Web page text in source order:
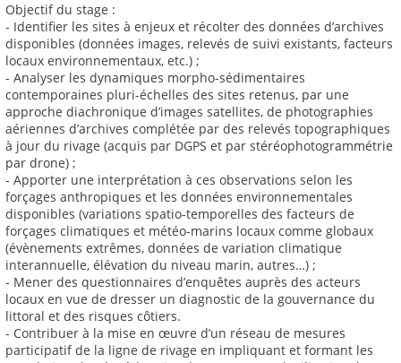
Objectif du stage :
- Identifier les sites à enjeux et récolter des données d’archives
disponibles (données images, relevés de suivi existants, facteurs
locaux environnementaux, etc.) ;
- Analyser les dynamiques morpho-sédimentaires
contemporaines pluri-échelles des sites retenus, par une
approche diachronique d’images satellites, de photographies
aériennes d’archives complétée par des relevés topographiques
à jour du rivage (acquis par DGPS et par stéréophotogrammétrie
par drone) ;
- Apporter une interprétation à ces observations selon les
forçages anthropiques et les données environnementales
disponibles (variations spatio-temporelles des facteurs de
forçages climatiques et météo-marins locaux comme globaux
(évènements extrêmes, données de variation climatique
interannuelle, élévation du niveau marin, autres…) ;
- Mener des questionnaires d’enquêtes auprès des acteurs
locaux en vue de dresser un diagnostic de la gouvernance du
littoral et des risques côtiers.
- Contribuer à la mise en œuvre d’un réseau de mesures
participatif de la ligne de rivage en impliquant et formant les